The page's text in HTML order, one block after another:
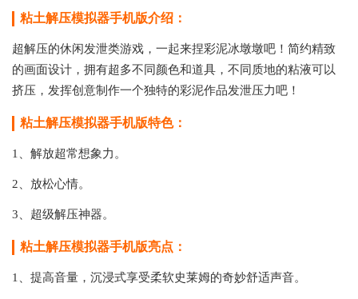
粘土解压模拟器手机版介绍：
超解压的休闲发泄类游戏，一起来捏彩泥冰墩墩吧！简约精致
的画面设计，拥有超多不同颜色和道具，不同质地的粘液可以
挤压，发挥创意制作一个独特的彩泥作品发泄压力吧！
粘土解压模拟器手机版特色：
1、解放超常想象力。
2、放松心情。
3、超级解压神器。
粘土解压模拟器手机版亮点：
1、提高音量，沉浸式享受柔软史莱姆的奇妙舒适声音。